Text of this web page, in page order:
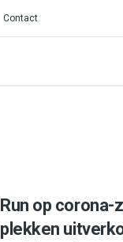
Contact
Run op corona-
plekken